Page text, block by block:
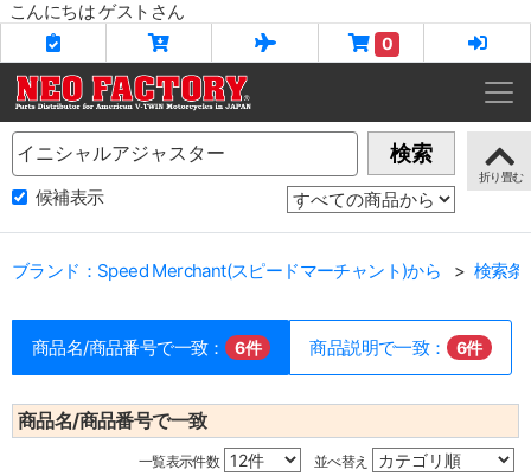
こんにちは ゲストさん
0
Name 検索
候補表示
ブランド：Speed Merchant(スピードマーチャント)から 検索条
商品名/商品番号で一致： 6件 商品説明で一致： 6件
商品名/商品番号で一致
一覧表示件数 並べ替え